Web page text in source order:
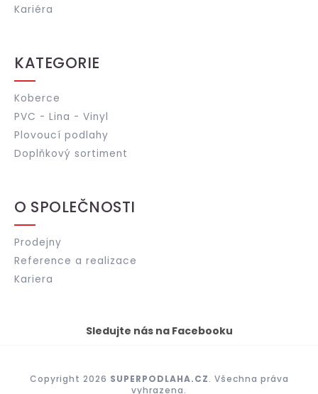
Kariéra
KATEGORIE
Koberce
PVC - Lina - Vinyl
Plovoucí podlahy
Doplňkový sortiment
O SPOLEČNOSTI
Prodejny
Reference a realizace
Kariera
Sledujte nás na Facebooku
Copyright 2026 SUPERPODLAHA.CZ. Všechna práva
vyhrazena.